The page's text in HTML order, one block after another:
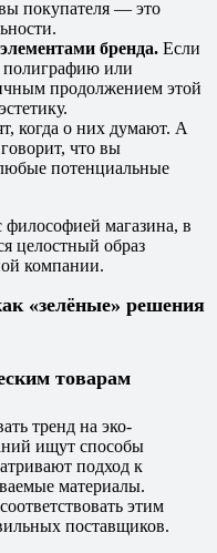
покупателя — это
бренда. Если
полиграфию или
продолжением этой
когда о них думают. А
что вы
потенциальные
философией магазина, в
целостный образ
компании.
«зелёные» решения
товарам
тренд на эко-
ищут способы
подход к
материалы.
этим
поставщиков.